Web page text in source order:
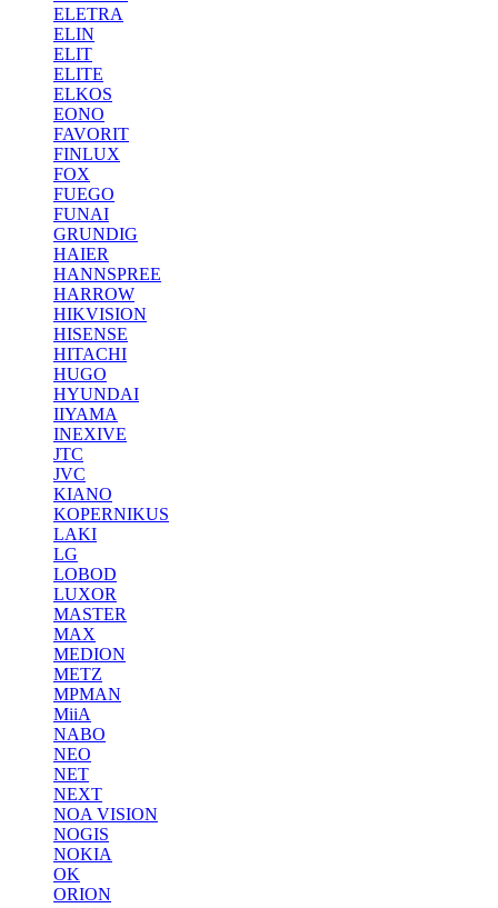
ELETRA
ELIN
ELIT
ELITE
ELKOS
EONO
FAVORIT
FINLUX
FOX
FUEGO
FUNAI
GRUNDIG
HAIER
HANNSPREE
HARROW
HIKVISION
HISENSE
HITACHI
HUGO
HYUNDAI
IIYAMA
INEXIVE
JTC
JVC
KIANO
KOPERNIKUS
LAKI
LG
LOBOD
LUXOR
MASTER
MAX
MEDION
METZ
MPMAN
MiiA
NABO
NEO
NET
NEXT
NOA VISION
NOGIS
NOKIA
OK
ORION